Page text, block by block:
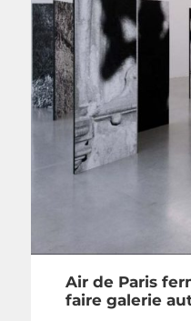
Air de Paris
faire galerie